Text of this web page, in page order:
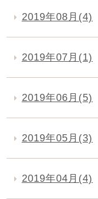
2019年08月(4)
2019年07月(1)
2019年06月(5)
2019年05月(3)
2019年04月(4)